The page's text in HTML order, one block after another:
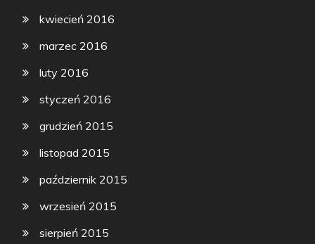
kwiecień 2016
marzec 2016
luty 2016
styczeń 2016
grudzień 2015
listopad 2015
październik 2015
wrzesień 2015
sierpień 2015